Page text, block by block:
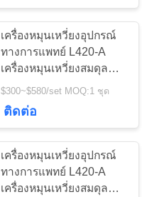
เครื่องหมุนเหวี่ยงอุปกรณ์
ทางการแพทย์ L420-A
เครื่องหมุนเหวี่ยงสมดุล
อัตโนมัติความเร็วต่ำบน
$300~$580/set MOQ:1 ชุด
ติดต่อ
เครื่องหมุนเหวี่ยงอุปกรณ์
ทางการแพทย์ L420-A
เครื่องหมุนเหวี่ยงสมดุล